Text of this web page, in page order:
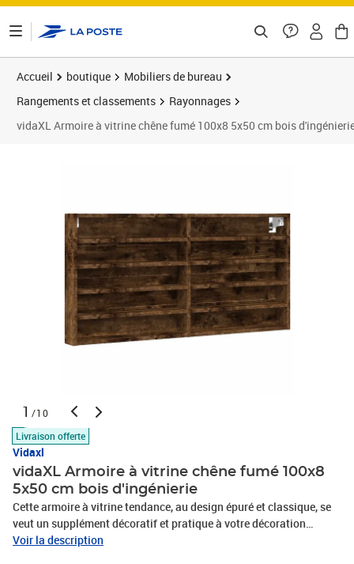
Accueil boutique
Mobiliers de bureau
Rangements et classements
Rayonnages
vidaXL Armoire à vitrine chêne fumé 100x8 5x50 cm bois
1 /10
Livraison offerte
Vidaxl
vidaXL Armoire à vitrine chêne fumé 100x8
5x50 cm bois d'ingénierie
Cette armoire à vitrine tendance, au design épuré et classique, se
veut un supplément décoratif et pratique à votre décoration
intérieure existante. Matériau durable : le bois d'ingénierie est
Voir la description